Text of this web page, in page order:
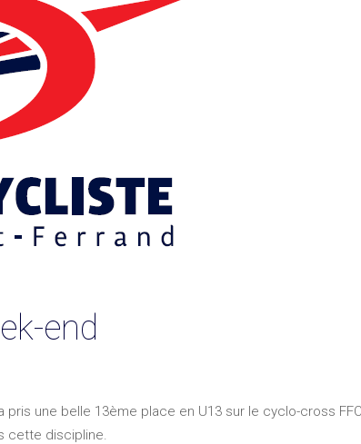
end
pris une belle 13ème place en U13 sur le cyclo-cross
cette discipline.